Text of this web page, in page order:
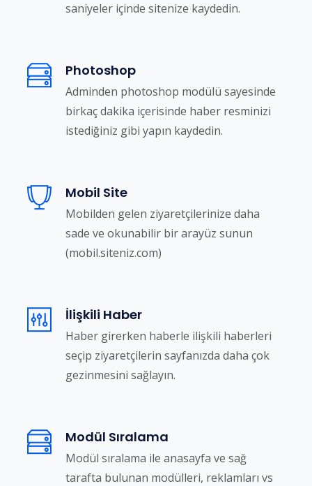
saniyeler içinde sitenize kaydedin.
Photoshop
Adminden photoshop modülü sayesinde
birkaç dakika içerisinde haber resminizi
istediğiniz gibi yapın kaydedin.
Mobil Site
Mobilden gelen ziyaretçilerinize daha
sade ve okunabilir bir arayüz sunun
(mobil.siteniz.com)
İlişkili Haber
Haber girerken haberle ilişkili haberleri
seçip ziyaretçilerin sayfanızda daha çok
gezinmesini sağlayın.
Modül Sıralama
Modül sıralama ile anasayfa ve sağ
tarafta bulunan modülleri, reklamları vs